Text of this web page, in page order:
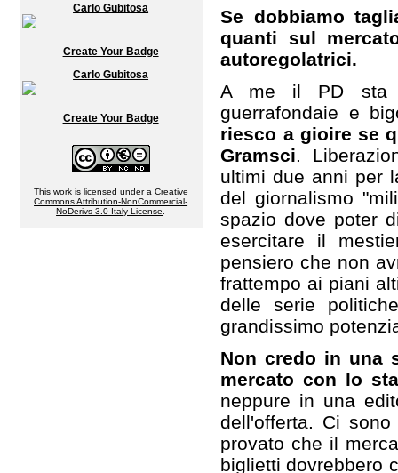
Carlo Gubitosa
Create Your Badge
Carlo Gubitosa
Create Your Badge
This work is licensed under a Creative
Commons Attribution-NonCommercial-
NoDerivs 3.0 Italy License
Se dobbiamo
quanti sul
autoregolatrici.
A me il PD sta
guerrafondaie e
riesco a gioire se
Gramsci.
ultimi due anni per
del giornalismo
spazio dove poter
esercitare il
pensiero che non
frattempo ai piani
delle serie
grandissimo
Non credo in una
mercato con lo
neppure in una
dell'offerta. Ci
provato che il
biglietti dovrebbero